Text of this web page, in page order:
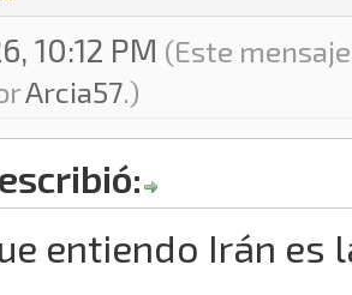
10:12 PM (Este
Arcia57.)
entiendo Irán es